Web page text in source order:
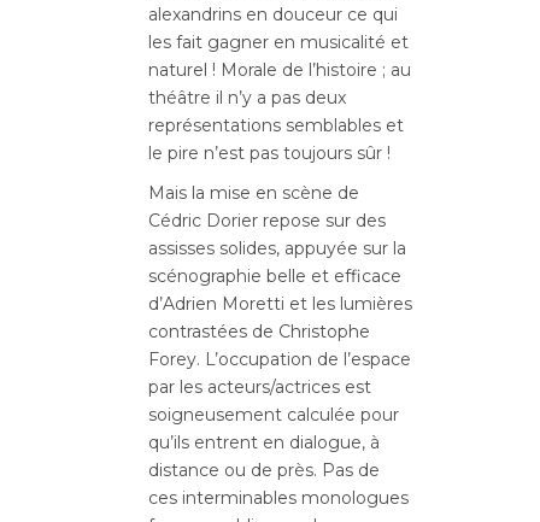
alexandrins en douceur ce qui
les fait gagner en musicalité et
naturel ! Morale de l’histoire ; au
théâtre il n’y a pas deux
représentations semblables et
le pire n’est pas toujours sûr !
Mais la mise en scène de
Cédric Dorier repose sur des
assisses solides, appuyée sur la
scénographie belle et efficace
d’Adrien Moretti et les lumières
contrastées de Christophe
Forey. L’occupation de l’espace
par les acteurs/actrices est
soigneusement calculée pour
qu’ils entrent en dialogue, à
distance ou de près. Pas de
ces interminables monologues